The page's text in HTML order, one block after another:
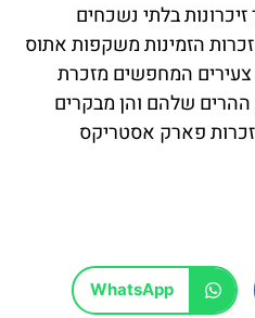
בלתי נשכחים
הזמינות משקפות אתוס
המחפשים מזכרת
שלהם והן מבקרים
פארק אסטריקס
WhatsApp